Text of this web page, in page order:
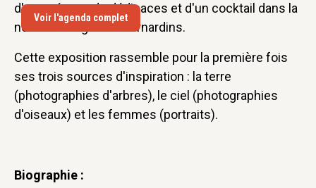
Voir l'agenda complet
d'une séance de dédicaces et d'un cocktail dans la
nef du Collège des Bernardins.
Cette exposition rassemble pour la première fois
ses trois sources d'inspiration : la terre
(photographies d'arbres), le ciel (photographies
d'oiseaux) et les femmes (portraits).
Biographie :